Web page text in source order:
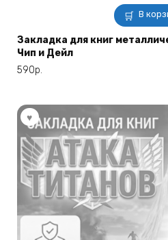
В
Закладка для книг
Чип и Дейл
590р.